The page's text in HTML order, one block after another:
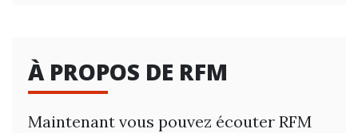
À PROPOS DE RFM
Maintenant vous pouvez écouter RFM